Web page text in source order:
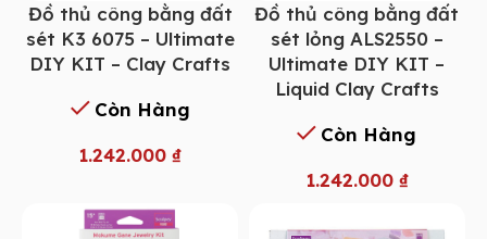
Đồ thủ công bằng đất
sét K3 6075 – Ultimate
DIY KIT – Clay Crafts
Còn Hàng
1.242.000 ₫
Đồ thủ công bằng đất
sét lỏng ALS2550 –
Ultimate DIY KIT –
Liquid Clay Crafts
Còn Hàng
1.242.000 ₫